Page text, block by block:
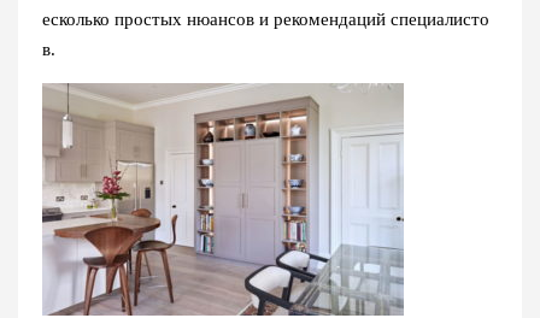
есколько простых нюансов и рекомендаций специалисто
в.